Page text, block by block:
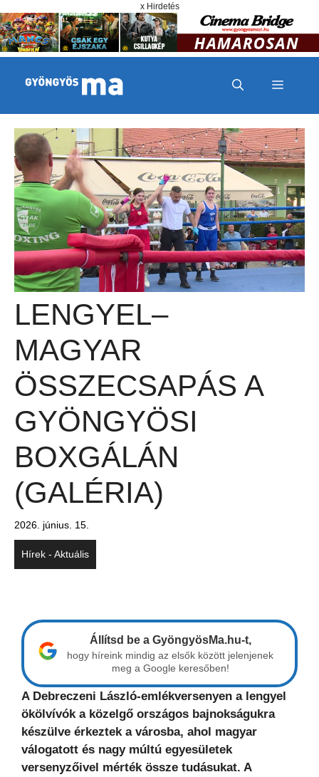
x Hirdetés
MENÜ
LENGYEL–
MAGYAR
ÖSSZECSAPÁS A
GYÖNGYÖSI
BOXGÁLÁN
(GALÉRIA)
2026. június. 15.
Hírek - Aktuális
Állítsd be a GyöngyösMa.hu-t,
hogy híreink mindig az elsők között jelenjenek
meg a Google keresőben!
A Debreczeni László-emlékversenyen a lengyel
ökölvívók a közelgő országos bajnokságukra
készülve érkeztek a városba, ahol magyar
válogatott és nagy múltú egyesületek
versenyzőivel mérték össze tudásukat. A